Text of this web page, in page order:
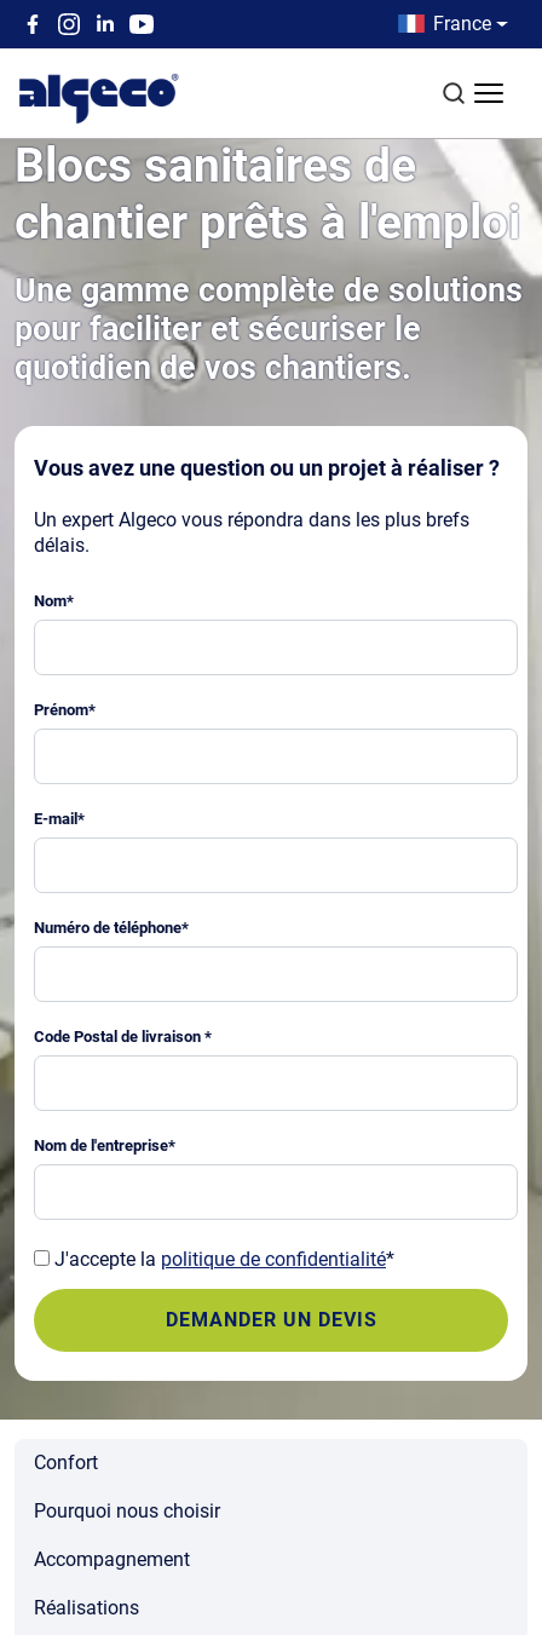
Aller au contenu principal
Top left menu
Country menu
France
Blocs sanitaires de
chantier prêts à l'emploi
Une gamme complète de solutions
pour faciliter et sécuriser le
quotidien de vos chantiers.
Vous avez une question ou un projet à réaliser ?
Un expert Algeco vous répondra dans les plus brefs
délais.
Nom*
Prénom*
E-mail *
Numéro de téléphone*
Code Postal de livraison *
Nom de l'entreprise*
J'accepte la politique de confidentialité*
Confort
Pourquoi nous choisir
Accompagnement
Réalisations